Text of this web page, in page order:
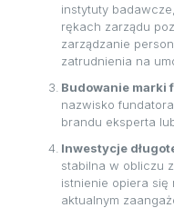
instytuty
rękach zarządu
zarządzanie
zatrudnienia na
Budowanie marki
nazwisko
brandu eksperta
Inwestycje
stabilna w obliczu
istnienie opiera się
aktualnym